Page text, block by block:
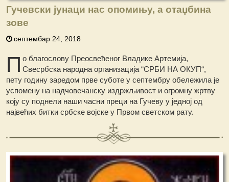
Гучевски јунаци нас опомињу, а отаџбина
зове
септембар 24, 2018
П о благослову Преосвећеног Владике Артемија,
Свесрбска народна организација “СРБИ НА ОКУП“,
пету годину заредом прве суботе у септембру обележила је
успомену на надчовечанску издржљивост и огромну жртву
коју су поднели наши часни преци на Гучеву у једној од
највећих битки србске војске у Првом светском рату.